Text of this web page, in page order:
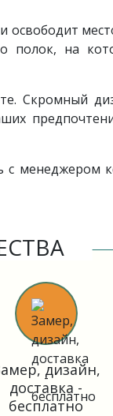
освободит
полок, на
Скромный
менеджером
дизайн,
доставка -
бесплатно